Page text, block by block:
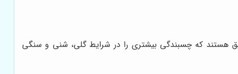
هستند که چسبندگی بیشتری را در شرایط گلی، شنی و سنگی